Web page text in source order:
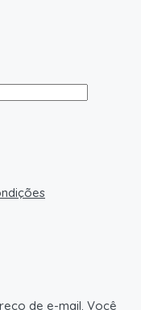
de e-mail. Você